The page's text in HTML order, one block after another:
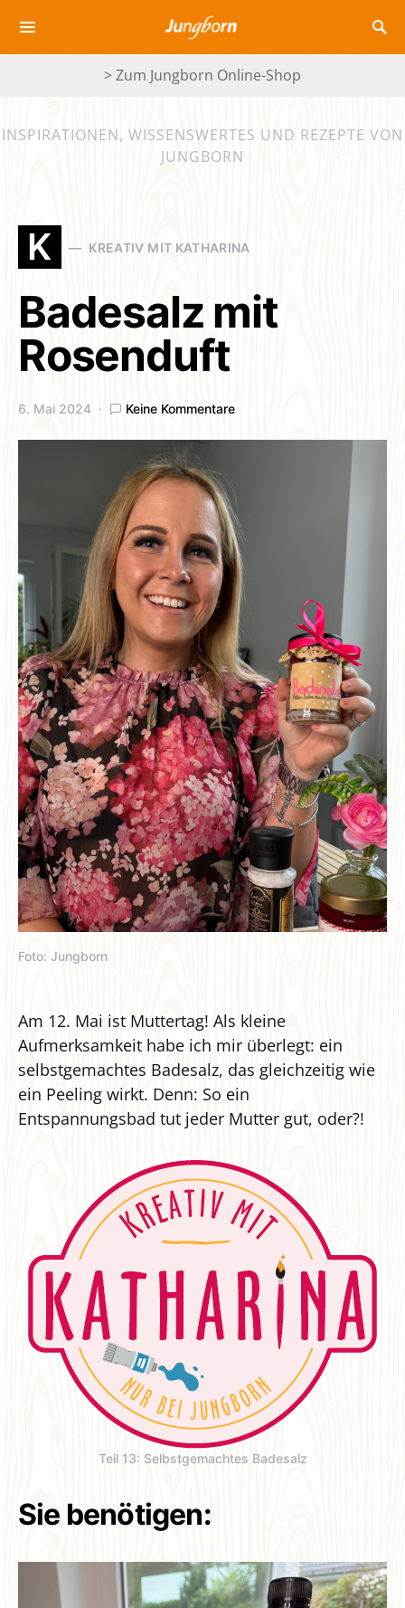
> Zum Jungborn Online-Shop
INSPIRATIONEN, WISSENSWERTES UND REZEPTE VON
JUNGBORN
K KREATIV MIT KATHARINA
Badesalz mit
Rosenduft
6. Mai 2024 Keine Kommentare
Foto: Jungborn
Am 12. Mai ist Muttertag! Als kleine
Aufmerksamkeit habe ich mir überlegt: ein
selbstgemachtes Badesalz, das gleichzeitig wie
ein Peeling wirkt. Denn: So ein
Entspannungsbad tut jeder Mutter gut, oder?!
Teil 13: Selbstgemachtes Badesalz
Sie benötigen: